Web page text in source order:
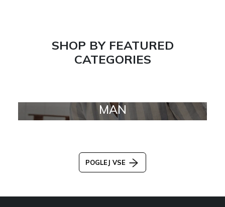
SHOP BY FEATURED
CATEGORIES
MAN
POGLEJ VSE